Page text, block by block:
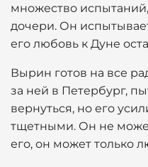
множество
дочери. Он
его любовь к Дуне
Вырин готов на все
за ней в Петербург,
вернуться, но его
тщетными. Он не
его, он может только